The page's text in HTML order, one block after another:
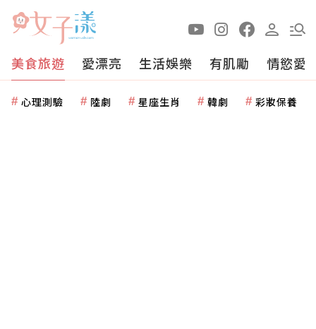
美食旅遊 愛漂亮 生活娛樂 有肌勵 情慾愛
心理測驗 陸劇 星座生肖 韓劇 彩妝保養